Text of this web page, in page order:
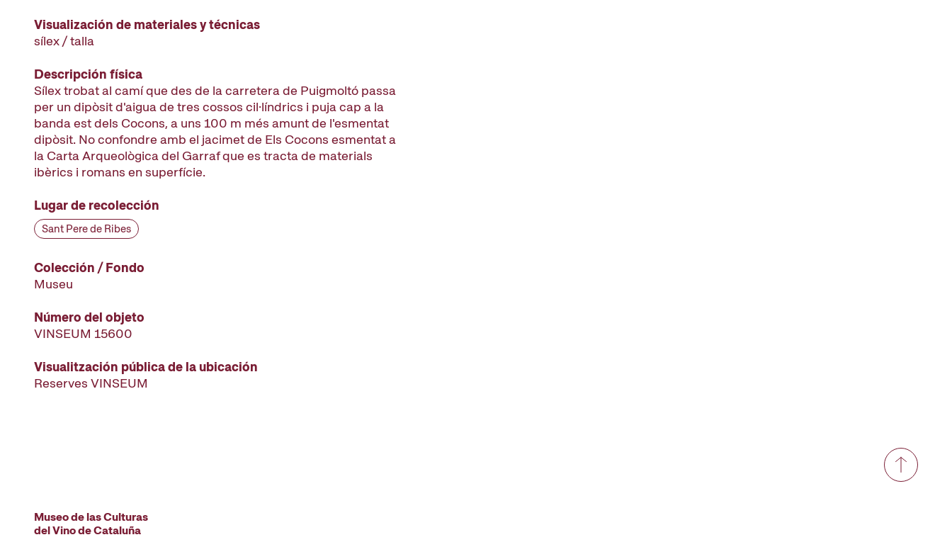
Visualización de materiales y técnicas
sílex / talla
Descripción física
Sílex trobat al camí que des de la carretera de Puigmoltó passa
per un dipòsit d'aigua de tres cossos cil·líndrics i puja cap a la
banda est dels Cocons, a uns 100 m més amunt de l'esmentat
dipòsit. No confondre amb el jacimet de Els Cocons esmentat a
la Carta Arqueològica del Garraf que es tracta de materials
ibèrics i romans en superfície.
Lugar de recolección
Sant Pere de Ribes
Colección / Fondo
Museu
Número del objeto
VINSEUM 15600
Visualitzación pública de la ubicación
Reserves VINSEUM
Museo de las Culturas
del Vino de Cataluña